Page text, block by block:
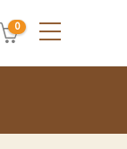
0